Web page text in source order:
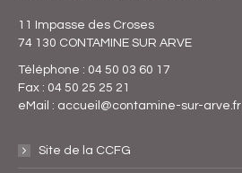
11 Impasse des Croses
74 130 CONTAMINE SUR ARVE
Téléphone : 04 50 03 60 17
Fax : 04 50 25 25 21
eMail : accueil@contamine-sur-arve.fr
Site de la CCFG